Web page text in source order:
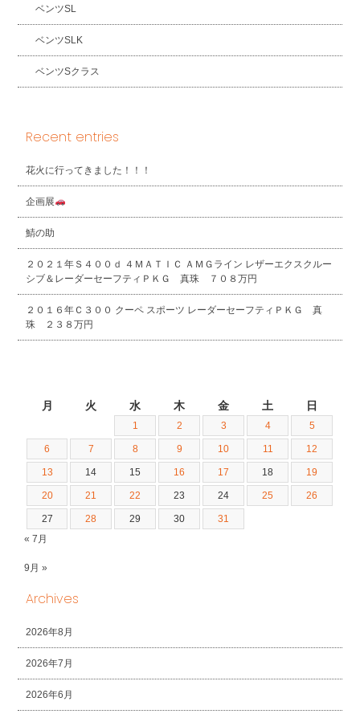
ベンツSL
ベンツSLK
ベンツSクラス
Recent entries
花火に行ってきました！！！
企画展
鯖の助
２０２１年Ｓ４００ｄ ４ＭＡＴＩＣ ＡＭＧライン レザーエクスクルー
シブ＆レーダーセーフティＰＫＧ 真珠 ７０８万円
２０１６年Ｃ３００ クーペ スポーツ レーダーセーフティＰＫＧ 真
珠 ２３８万円
月 火 水 木 金 土 日
1 2 3 4 5
6 7 8 9 10 11 12
13 14 15 16 17 18 19
20 21 22 23 24 25 26
27 28 29 30
31
« 7月
9月 »
Archives
2026年8月
2026年7月
2026年6月